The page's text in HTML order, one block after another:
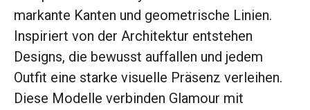
markante Kanten und geometrische Linien.
Inspiriert von der Architektur entstehen
Designs, die bewusst auffallen und jedem
Outfit eine starke visuelle Präsenz verleihen.
Diese Modelle verbinden Glamour mit